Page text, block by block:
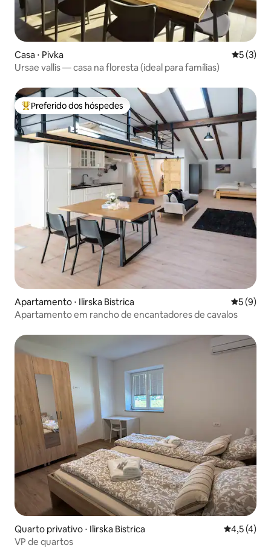
Casa ⋅ Pivka 5 de
5 (3)
Ursae vallis — casa na floresta (ideal para famílias)
Entre os melhores preferidos dos hóspedes
Preferido dos hóspedes
Apartamento ⋅ Ilirska Bistrica 5 de
5 (9)
Apartamento em rancho de encantadores de cavalos
Quarto privativo ⋅ Ilirska Bistrica 4,5 de
4,5 (4)
VP de quartos